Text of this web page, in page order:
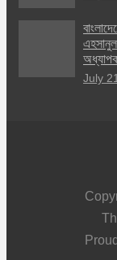
এহসানুল
অধ্যাপক
July